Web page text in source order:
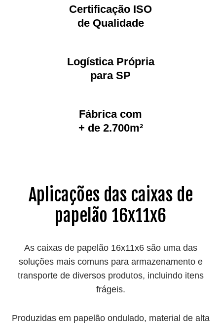
Certificação ISO
de Qualidade
Logística Própria
para SP
Fábrica com
+ de 2.700m²
Aplicações das caixas de
papelão 16x11x6
As caixas de papelão 16x11x6 são uma das
soluções mais comuns para armazenamento e
transporte de diversos produtos, incluindo itens
frágeis.
Produzidas em papelão ondulado, material de alta